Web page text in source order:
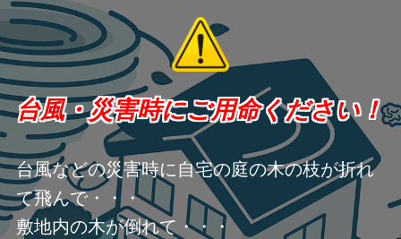
台風・災害時にご用命ください！
台風などの災害時に自宅の庭の木の枝が折れ
て飛んで・・・
敷地内の木が倒れて・・・